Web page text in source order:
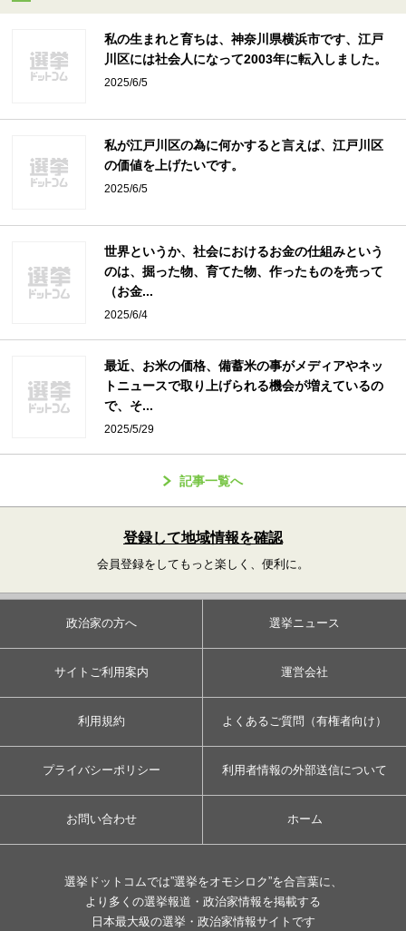
私の生まれと育ちは、神奈川県横浜市です、江戸
川区には社会人になって2003年に転入しました。
2025/6/5
私が江戸川区の為に何かすると言えば、江戸川区
の価値を上げたいです。
2025/6/5
世界というか、社会におけるお金の仕組みという
のは、掘った物、育てた物、作ったものを売って
（お金...
2025/6/4
最近、お米の価格、備蓄米の事がメディアやネッ
トニュースで取り上げられる機会が増えているの
で、そ...
2025/5/29
記事一覧へ
登録して地域情報を確認
会員登録をしてもっと楽しく、便利に。
政治家の方へ 選挙ニュース
サイトご利用案内 運営会社
利用規約 よくあるご質問（有権者向け）
プライバシーポリシー 利用者情報の外部送信について
お問い合わせ ホーム
選挙ドットコムでは”選挙をオモシロク”を合言葉に、
より多くの選挙報道・政治家情報を掲載する
日本最大級の選挙・政治家情報サイトです